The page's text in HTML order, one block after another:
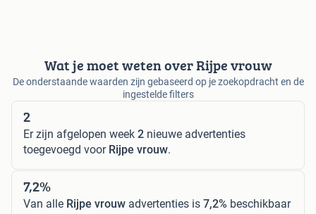
Wat je moet weten over Rijpe vrouw
De onderstaande waarden zijn gebaseerd op je zoekopdracht en de
ingestelde filters
2
Er zijn afgelopen week 2 nieuwe advertenties
toegevoegd voor Rijpe vrouw.
7,2%
Van alle Rijpe vrouw advertenties is 7,2% beschikbaar